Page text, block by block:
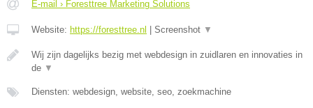
E-mail › Foresttree Marketing Solutions
Website: https://foresttree.nl Screenshot ▼
Wij zijn dagelijks bezig met webdesign in zuidlaren en innovaties in
de ▼
Diensten: webdesign, website, seo, zoekmachine